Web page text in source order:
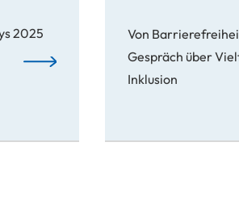
2025
Fünf Länder on Air in St. Pölten
Von
Gespräch über
Inklusion